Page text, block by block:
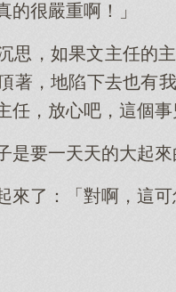
的很嚴重啊！」
思，如果文主任的
著，地陷下去也有
任，放心吧，這個事
是要一天天的大起來
來了：「對啊，這可